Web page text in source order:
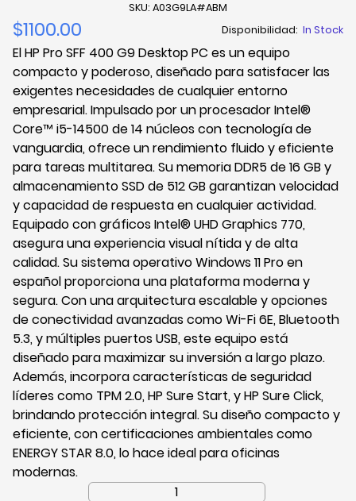
SKU: A03G9LA#ABM
$1100.00 Disponibilidad: In Stock
El HP Pro SFF 400 G9 Desktop PC es un equipo
compacto y poderoso, diseñado para satisfacer las
exigentes necesidades de cualquier entorno
empresarial. Impulsado por un procesador Intel®
Core™ i5-14500 de 14 núcleos con tecnología de
vanguardia, ofrece un rendimiento fluido y eficiente
para tareas multitarea. Su memoria DDR5 de 16 GB y
almacenamiento SSD de 512 GB garantizan velocidad
y capacidad de respuesta en cualquier actividad.
Equipado con gráficos Intel® UHD Graphics 770,
asegura una experiencia visual nítida y de alta
calidad. Su sistema operativo Windows 11 Pro en
español proporciona una plataforma moderna y
segura. Con una arquitectura escalable y opciones
de conectividad avanzadas como Wi-Fi 6E, Bluetooth
5.3, y múltiples puertos USB, este equipo está
diseñado para maximizar su inversión a largo plazo.
Además, incorpora características de seguridad
líderes como TPM 2.0, HP Sure Start, y HP Sure Click,
brindando protección integral. Su diseño compacto y
eficiente, con certificaciones ambientales como
ENERGY STAR 8.0, lo hace ideal para oficinas
modernas.
Desktop